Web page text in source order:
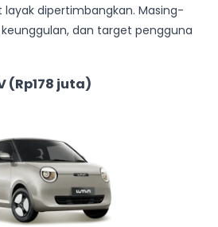
dipertimbangkan. Masing-
dan target pengguna
(Rp178 juta)